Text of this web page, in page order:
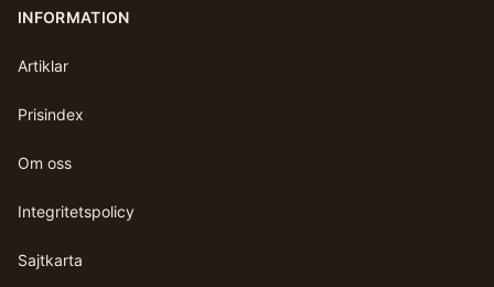
INFORMATION
Artiklar
Prisindex
Om oss
Integritetspolicy
Sajtkarta